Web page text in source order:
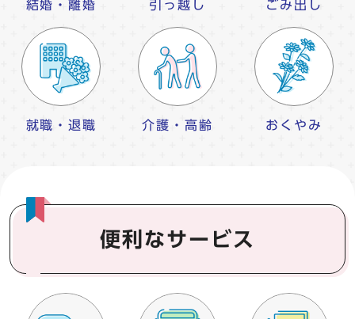
結婚・離婚 引っ越し ごみ出し
就職・退職 介護・高齢 おくやみ
便利なサービス